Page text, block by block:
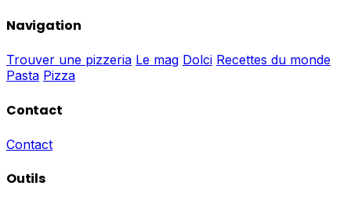
Navigation
Trouver une pizzeria Le mag Dolci Recettes du monde
Pasta Pizza
Contact
Contact
Outils